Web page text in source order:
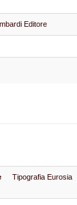
Editore
Tipografia Eurosia